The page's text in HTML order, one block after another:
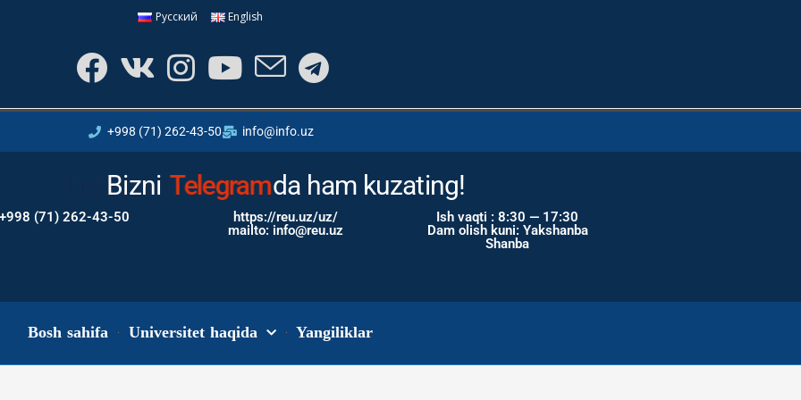
Русский English
+998 (71) 262-43-50 info@info.uz
Bizni Instagramda ham kuzating!
(71) 262-43-50
https://reu.uz/uz/
mailto: info@reu.uz
Ish vaqti : 8:30 — 17:30
Dam olish kuni: Yakshanba
Shanba
Bosh sahifa Universitet haqida Yangiliklar